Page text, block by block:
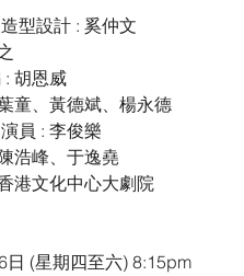
型設計 : 奚仲文
胡恩威
童、黃德斌、楊永德
員 : 李俊樂
浩峰、于逸堯
港文化中心大劇院
日 (星期四至六) 8:15pm